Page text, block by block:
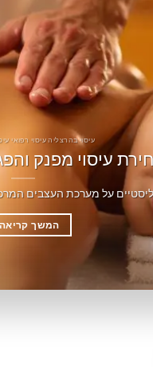
עיסוי בהרצליה עיסוי רפואי
עיסוי מפנק
על מערכת העצבים
המשך קריאה